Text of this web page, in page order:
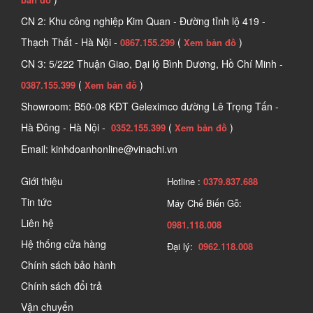
chóng, chính xác, an toàn và hiệu quả.
2. Công dụng và tính năng của công cụ
làm mộc
CN 2: Khu công nghiệp Kim Quan - Đường tỉnh lộ 419 -
Thạch Thất - Hà Nội - 0867.155.299 ( Xem bản đồ )
CN 3: 5/222 Thuận Giao, Đại lộ Bình Dương, Hồ Chí Minh -
0387.155.399 ( Xem bản đồ )
Showroom: B50-08 KĐT Geleximco đường Lê Trọng Tấn -
Hà Đông - Hà Nội - 0352.155.399 ( Xem bản đồ )
Email: kinhdoanhonline@vinachi.vn
Giới thiệu
Tin tức
Liên hệ
Hệ thống cửa hàng
Chính sách bảo hành
Chính sách đổi trả
Vận chuyển
Hotline : 0379.837.688
Máy Chế Biến Gỗ:
0981.118.008
Đại lý: 0962.118.008